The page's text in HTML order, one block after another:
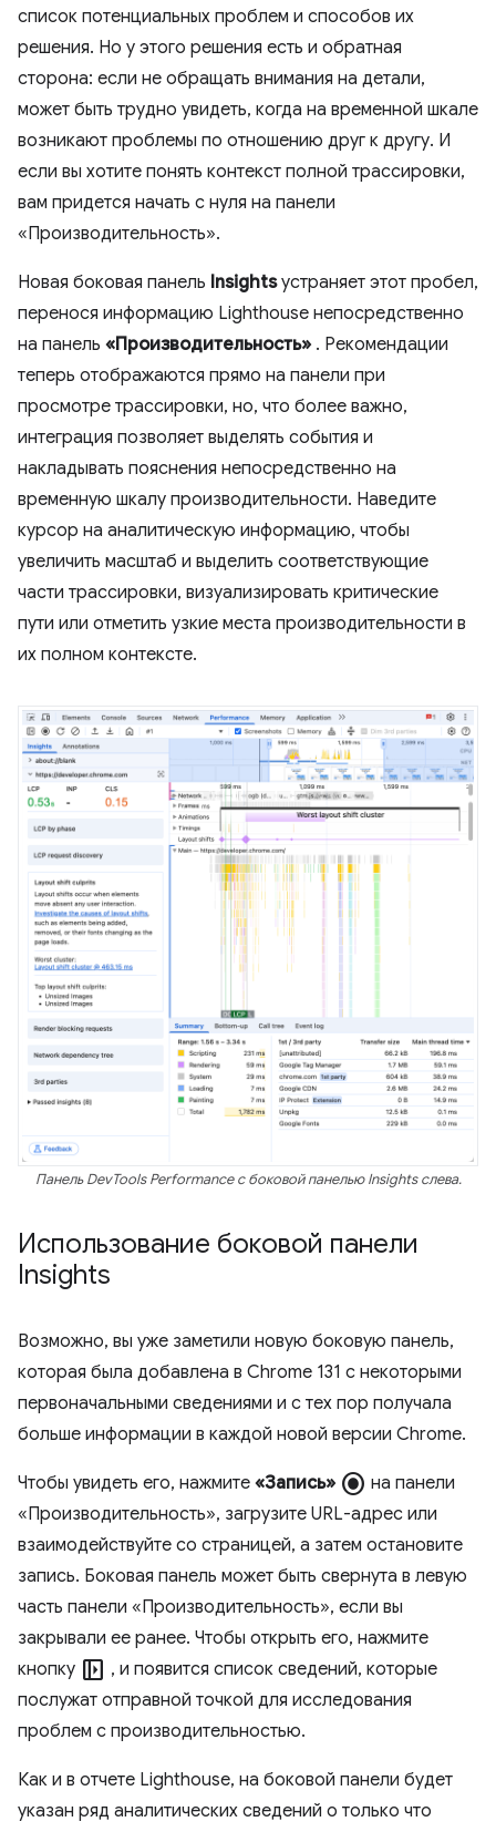
список потенциальных проблем и способов их
решения. Но у этого решения есть и обратная
сторона: если не обращать внимания на детали,
может быть трудно увидеть, когда на временной шкале
возникают проблемы по отношению друг к другу. И
если вы хотите понять контекст полной трассировки,
вам придется начать с нуля на панели
«Производительность».
Новая боковая панель Insightsустраняет этот пробел,
перенося информацию Lighthouse непосредственно
на панель «Производительность» . Рекомендации
теперь отображаются прямо на панели при
просмотре трассировки, но, что более важно,
интеграция позволяет выделять события и
накладывать пояснения непосредственно на
временную шкалу производительности. Наведите
курсор на аналитическую информацию, чтобы
увеличить масштаб и выделить соответствующие
части трассировки, визуализировать критические
пути или отметить узкие места производительности в
их полном контексте.
Панель DevTools Performance с боковой панелью Insights слева.
Использование боковой панели
Insights
Возможно, вы уже заметили новую боковую панель,
которая была добавлена ​​в Chrome 131 с некоторыми
первоначальными сведениями и с тех пор получала
больше информации в каждой новой версии Chrome.
Чтобы увидеть его, нажмите «Запись» radio_button_checked на панели
«Производительность», загрузите URL-адрес или
взаимодействуйте со страницей, а затем остановите
запись. Боковая панель может быть свернута в левую
часть панели «Производительность», если вы
закрывали ее ранее. Чтобы открыть его, нажмите
кнопку left_panel_open , и появится список сведений, которые
послужат отправной точкой для исследования
проблем с производительностью.
Как и в отчете Lighthouse, на боковой панели будет
указан ряд аналитических сведений о только что